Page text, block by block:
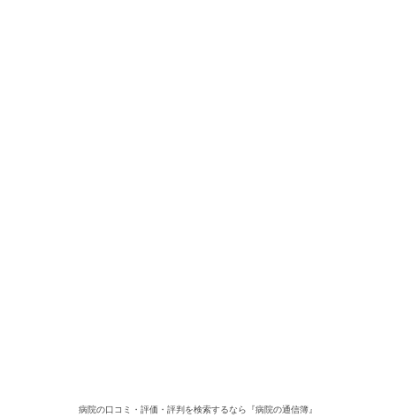
病院の口コミ・評価・評判を検索するなら『病院の通信簿』